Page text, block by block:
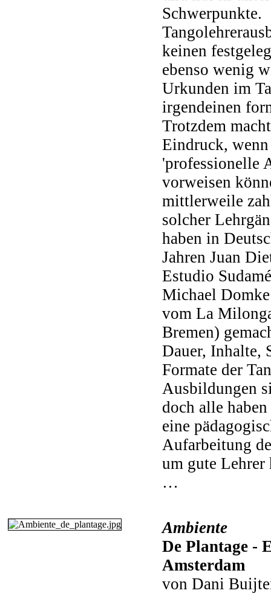
Schwerpunkte.
keinen
ebenso wenig
Urkunden im
irgendeinen
Trotzdem
Eindruck,
'professionelle
vorweisen
mittlerweile
solcher
haben in
Jahren Juan
Estudio
Michael
vom La
Bremen)
Dauer, Inhalte,
Formate der
Ausbildungen
doch alle
eine
Aufarbeitung
um gute
…
Ambiente
De Plantage -
Amsterdam
von Dani